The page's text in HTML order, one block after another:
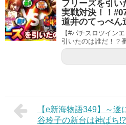
フリーズを引い
実戦対決！！
道井のてっぺん
【#パチスロツイン
引いたのは誰だ！？
【e新海物語349】～
谷玲子の新台は神ぱち